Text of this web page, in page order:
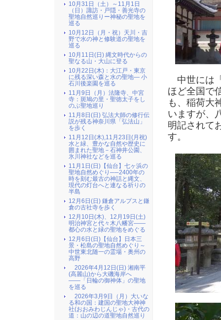
中世には
ほど全国で
も、稲荷大
いますが、
明記されて
す。
10月31日（土）～11月1日
（日）諏訪・戸隠・善光寺の
聖地自然巡りー神秘の聖地を
巡る
10月12日（月・祝）天川・吉
野で水の神と修験道の聖地を
巡る
10月11日(日) 縄文時代からの
聖なる山・大山に登る
10月22日(木)：大江戸・東京
に残る深い森と水の聖地― 小
石川後楽園を巡る
11月9日（月）法隆寺、中宮
寺：斑鳩の里・聖徳太子をし
のぶ聖地巡り
11月8日(日) 弘法大師の修行伝
説が残る神奈川県「弘法山」
を歩く
11月12日(木),11月23日(月祝)
水と緑、豊かな自然や歴史に
囲まれた聖地－石神井公園、
氷川神社などを巡る
11月1日(日)【仙台】七ヶ浜の
聖地自然めぐり──2400年の
時を刻む最古の神話と縄文、
現代の灯台へと連なる祈りの
半島
12月6日(日) 鎌倉アルプスと鎌
倉の古社寺を歩く
12月10日(木)、12月19日(土)
明治神宮と代々木八幡宮――
都心の水と緑の聖地をめぐる
12月6日(日)【仙台】日本三
景・松島の聖地自然めぐり～
中世東北随一の霊場・奥州の
高野
2026年4月12日(日) 湘南平
(高麗山)から大磯海岸へ
――「日輪の御神体」の聖地
を巡る
2026年3月9日（月）大いな
る和の国：建国の聖地大神神
社(おおみわじんじゃ)・古代の
道：山の辺の道聖地自然巡り